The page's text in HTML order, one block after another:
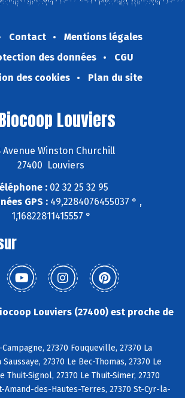
Contact
Mentions légales
des données
CGU
des cookies
Plan du site
Louviers
Avenue Winston Churchill
27400 Louviers
:02 32 25 32 95
GPS :49,2284076455037 ° ,
1,16822811415557 °
Louviers (27400) est proche de
27370 Fouqueville, 27370 La
27370 Le Bec-Thomas, 27370 Le
Thuit-Signol, 27370 Le Thuit-Simer, 27370
Amand-des-Hautes-Terres, 27370 St-Cyr-la-